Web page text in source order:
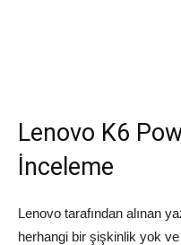
Lenovo K6
İnceleme
Lenovo tarafından alınan
herhangi bir şişkinlik yok